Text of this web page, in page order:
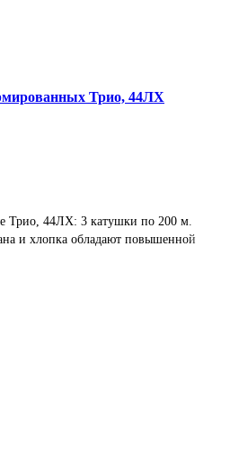
Трио, 44ЛХ
Трио, 44ЛХ: 3 катушки по 200 м.
и хлопка обладают повышенной